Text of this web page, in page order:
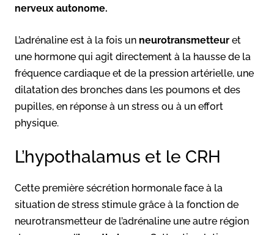
nerveux autonome.
L’adrénaline est à la fois un neurotransmetteur et
une hormone qui agit directement à la hausse de la
fréquence cardiaque et de la pression artérielle, une
dilatation des bronches dans les poumons et des
pupilles, en réponse à un stress ou à un effort
physique.
L’hypothalamus et le CRH
Cette première sécrétion hormonale face à la
situation de stress stimule grâce à la fonction de
neurotransmetteur de l’adrénaline une autre région